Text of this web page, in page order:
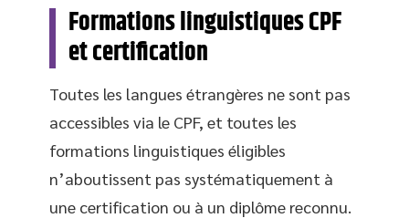
Formations linguistiques CPF
et certification
Toutes les langues étrangères ne sont pas
accessibles via le CPF, et toutes les
formations linguistiques éligibles
n’aboutissent pas systématiquement à
une certification ou à un diplôme reconnu.